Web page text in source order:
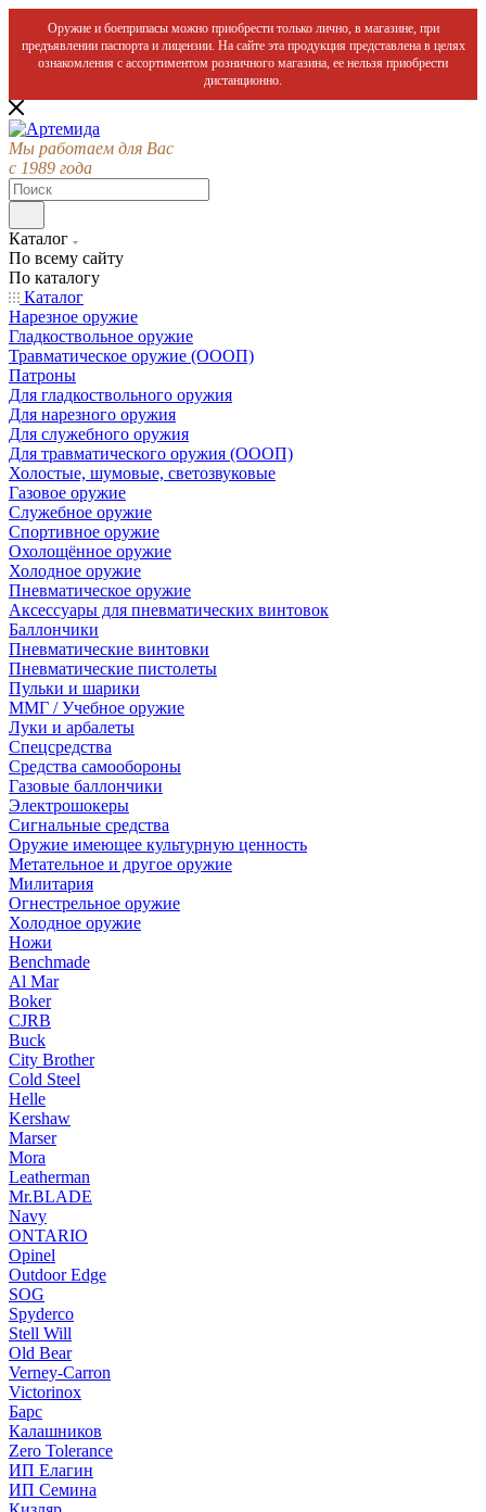
Оружие и боеприпасы можно приобрести только лично, в магазине, при
предъявлении паспорта и лицензии. На сайте эта продукция представлена в целях
ознакомления с ассортиментом розничного магазина, ее нельзя приобрести
дистанционно.
Мы работаем для Вас
с 1989 года
Каталог
По всему сайту
По каталогу
Каталог
Нарезное оружие
Гладкоствольное оружие
Травматическое оружие (ОООП)
Патроны
Для гладкоствольного оружия
Для нарезного оружия
Для служебного оружия
Для травматического оружия (ОООП)
Холостые, шумовые, светозвуковые
Газовое оружие
Служебное оружие
Спортивное оружие
Охолощённое оружие
Холодное оружие
Пневматическое оружие
Аксессуары для пневматических винтовок
Баллончики
Пневматические винтовки
Пневматические пистолеты
Пульки и шарики
ММГ / Учебное оружие
Луки и арбалеты
Спецсредства
Средства самообороны
Газовые баллончики
Электрошокеры
Сигнальные средства
Оружие имеющее культурную ценность
Метательное и другое оружие
Милитария
Огнестрельное оружие
Холодное оружие
Ножи
Benchmade
Al Mar
Boker
CJRB
Buck
City Brother
Cold Steel
Helle
Kershaw
Marser
Mora
Leatherman
Mr.BLADE
Navy
ONTARIO
Opinel
Outdoor Edge
SOG
Spyderco
Stell Will
Old Bear
Verney-Carron
Victorinox
Барс
Калашников
Zero Tolerance
ИП Елагин
ИП Семина